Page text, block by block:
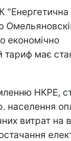
"Енергетична
економічно
тариф має
НКРЕ,
населення
витрат на